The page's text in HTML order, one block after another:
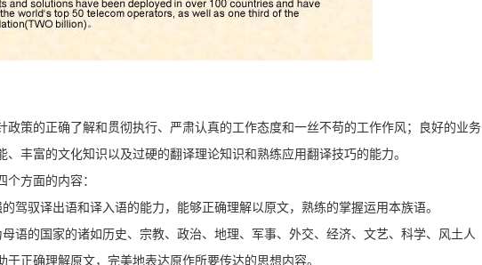
政策的正确了解和贯彻执行、严肃认真的工作态度和一丝不苟的工作作风；良好的业务
丰富的文化知识以及过硬的翻译理论知识和熟练应用翻译技巧的能力。
方面的内容：
驾驭译出语和译入语的能力，能够正确理解以原文，熟练的掌握运用本族语。
语的国家的诸如历史、宗教、政治、地理、军事、外交、经济、文艺、科学、风土人
正确理解原文，完美地表达原作所要传达的思想内容。